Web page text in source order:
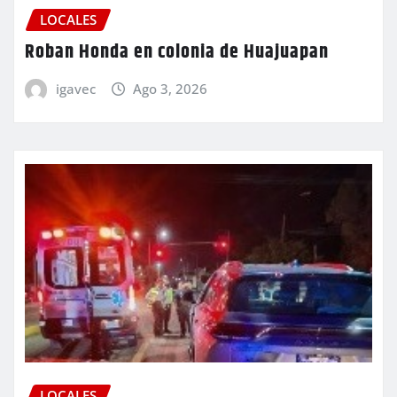
LOCALES
Roban Honda en colonia de Huajuapan
igavec Ago 3, 2026